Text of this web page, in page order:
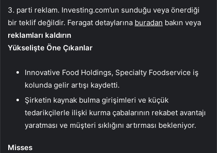
3. parti reklam. Investing.com’un sunduğu veya önerdiği
bir teklif değildir. Feragat detaylarına buradan bakın veya
reklamları kaldırın
Yükselişte Öne Çıkanlar
Innovative Food Holdings, Specialty Foodservice iş
kolunda gelir artışı kaydetti.
Şirketin kaynak bulma girişimleri ve küçük
tedarikçilerle ilişki kurma çabalarının rekabet avantajı
yaratması ve müşteri sıklığını artırması bekleniyor.
Misses